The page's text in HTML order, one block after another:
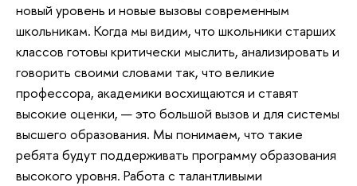
новый уровень и новые вызовы современным
школьникам. Когда мы видим, что школьники старших
классов готовы критически мыслить, анализировать и
говорить своими словами так, что великие
профессора, академики восхищаются и ставят
высокие оценки, — это большой вызов и для системы
высшего образования. Мы понимаем, что такие
ребята будут поддерживать программу образования
высокого уровня. Работа с талантливыми